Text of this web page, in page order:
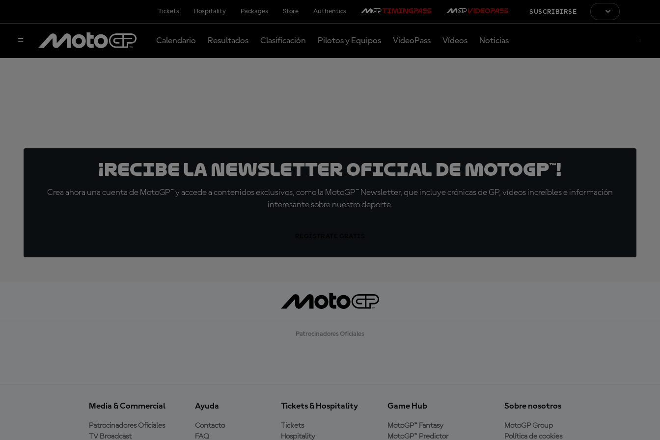
Tickets Hospitality Packages Store Authentics SUSCRIBIRSE
Calendario Resultados Clasificación Pilotos y Equipos VideoPass Vídeos Noticias
¡Recibe la Newsletter oficial de MotoGP™!
Crea ahora una cuenta de MotoGP™ y accede a contenidos exclusivos, como la MotoGP™ Newsletter, que incluye crónicas de GP, vídeos increíbles e información
interesante sobre nuestro deporte.
Patrocinadores Oficiales
Media & Commercial
Patrocinadores Oficiales
TV Broadcast
Ayuda
Contacto
FAQ
Tickets & Hospitality
Tickets
Hospitality
Game Hub
MotoGP™ Fantasy
MotoGP™ Predictor
Sobre nosotros
MotoGP Group
Política de cookies